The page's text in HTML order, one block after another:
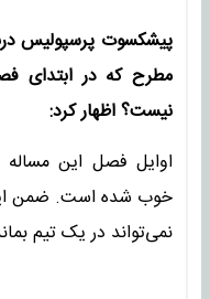
پیشکسوت پرسپولیس
مطرح که در ابتدای
نیست؟ اظهار کرد:‌
اوایل فصل این
خوب شده است. ضمن
نمی‌تواند در یک تیم